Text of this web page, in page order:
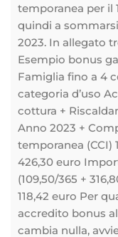
temporanea per il
quindi a
2023. In allegato
Esempio bonus
Famiglia fino a 4
categoria d’uso
cottura +
Anno 2023 +
temporanea (CCI)
426,30 euro
(109,50/365 +
118,42 euro Per
accredito bonus
cambia nulla,